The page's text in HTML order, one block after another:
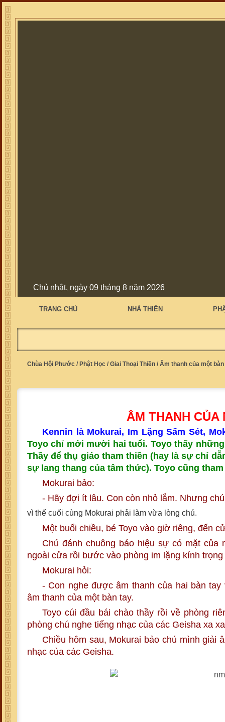
Chủ nhật, ngày 09 tháng 8 năm 2026
TRANG CHỦ NHÀ THIỀN
Chùa Hội Phước / Phật Học / Giai Thoại Thiền / Âm thanh của một bàn
ÂM THANH CỦA
Kennin là Mokurai, Im Lặng Sấm Sét,
Toyo chỉ mới mười hai tuổi. Toyo thấy
Thầy để thụ giáo tham thiền (hay là sự chỉ
sự lang thang của tâm thức). Toyo cũng
Mokurai bảo:
- Hãy đợi ít lâu. Con còn nhỏ lắm. Nhưng
vì thế cuối cùng Mokurai phải làm vừa lòng chú.
Một buổi chiều, bé Toyo vào giờ riêng, đến
Chú đánh chuông báo hiệu sự có mặt
ngoài cửa rồi bước vào phòng im lặng kính
Mokurai hỏi:
- Con nghe được âm thanh của hai bàn
âm thanh của một bàn tay.
Toyo cúi đầu bái chào thầy rồi về phòng
phòng chú nghe tiếng nhạc của các Geisha xa
Chiều hôm sau, Mokurai bảo chú mình giải
nhạc của các Geisha.